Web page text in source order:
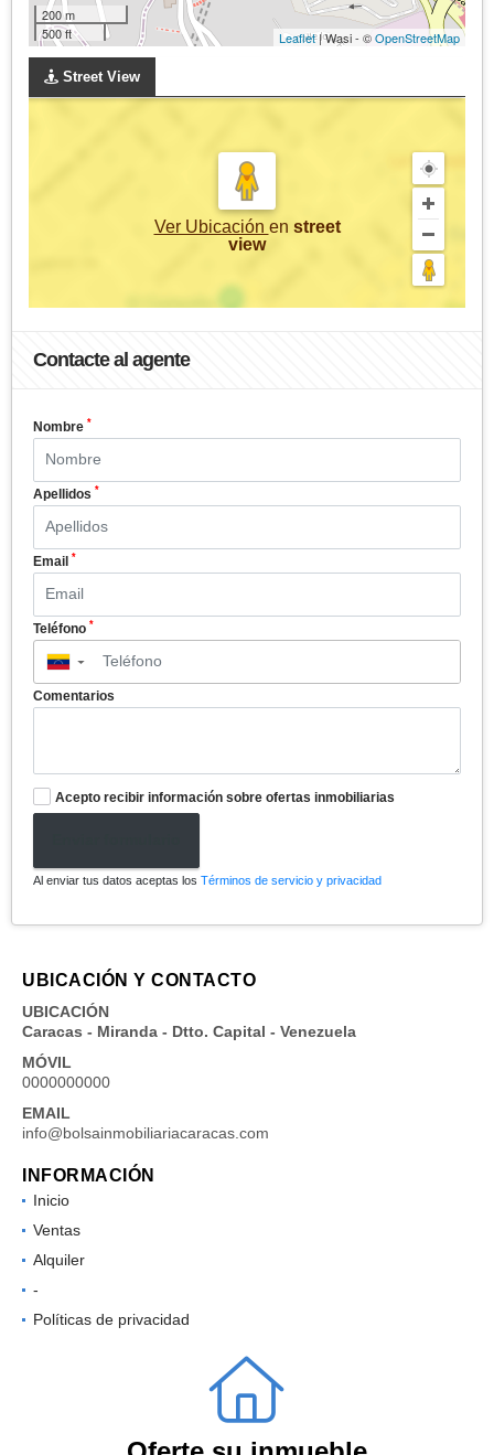
200 m
500 ft
Leaflet| Wasi - ©OpenStreetMap
Street View
Ver Ubicación en street
view
Contacte al agente
Nombre *
Apellidos *
Email *
Teléfono *
▼
Comentarios
Acepto recibir información sobre ofertas inmobiliarias
Al enviar tus datos aceptas los Términos de servicio y privacidad
UBICACIÓN Y CONTACTO
UBICACIÓN
Caracas - Miranda - Dtto. Capital - Venezuela
MÓVIL
0000000000
EMAIL
info@bolsainmobiliariacaracas.com
INFORMACIÓN
Inicio
Ventas
Alquiler
-
Políticas de privacidad